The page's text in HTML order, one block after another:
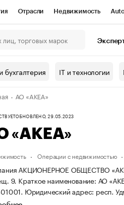
Отрасли Недвижимость
Проверка контрагентов
валюты
бухгалтерия IT и технологии
АО «АКЕА»
ОБНОВЛЕНО, 29.05.2023
«АКЕА»
Операции с недвижимостью
АКЦИОНЕРНОЕ ОБЩЕСТВО
9. Краткое наименование: АО
Юридический адрес: респ.